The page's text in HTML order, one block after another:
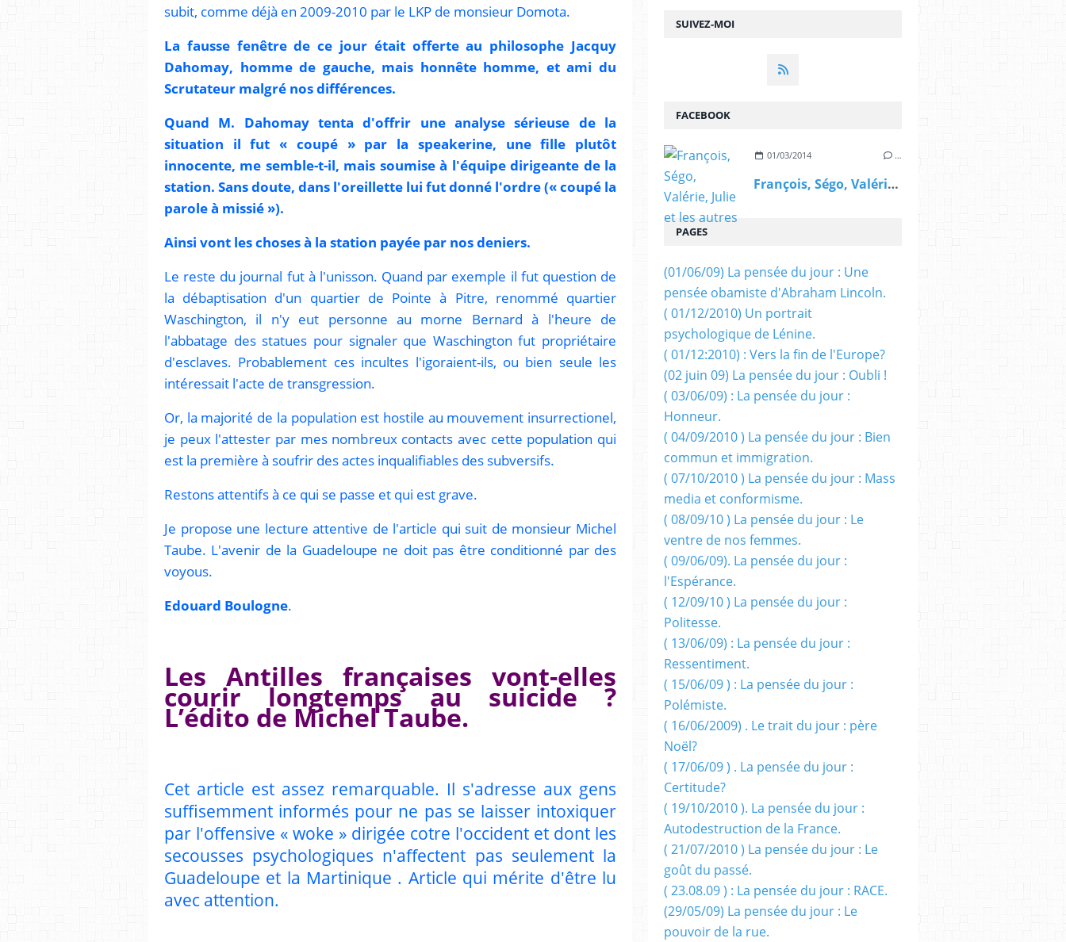
subit, comme déjà en 2009-2010 par le LKP de monsieur Domota.
La fausse fenêtre de ce jour était offerte au philosophe Jacquy
Dahomay, homme de gauche, mais honnête homme, et ami du
Scrutateur malgré nos différences.
Quand M. Dahomay tenta d'offrir une analyse sérieuse de la
situation il fut « coupé » par la speakerine, une fille plutôt
innocente, me semble-t-il, mais soumise à l'équipe dirigeante de la
station. Sans doute, dans l'oreillette lui fut donné l'ordre (« coupé la
parole à missié »).
Ainsi vont les choses à la station payée par nos deniers.
Le reste du journal fut à l'unisson. Quand par exemple il fut question de
la débaptisation d'un quartier de Pointe à Pitre, renommé quartier
Waschington, il n'y eut personne au morne Bernard à l'heure de
l'abbatage des statues pour signaler que Waschington fut propriétaire
d'esclaves. Probablement ces incultes l'igoraient-ils, ou bien seule les
intéressait l'acte de transgression.
Or, la majorité de la population est hostile au mouvement insurrectionel,
je peux l'attester par mes nombreux contacts avec cette population qui
est la première à soufrir des actes inqualifiables des subversifs.
Restons attentifs à ce qui se passe et qui est grave.
Je propose une lecture attentive de l'article qui suit de monsieur Michel
Taube. L'avenir de la Guadeloupe ne doit pas être conditionné par des
voyous.
Edouard Boulogne.
Les Antilles françaises vont-elles
courir longtemps au suicide ?
L’édito de Michel Taube.
Cet article est assez remarquable. Il s'adresse aux gens
suffisemment informés pour ne pas se laisser intoxiquer
par l'offensive « woke » dirigée cotre l'occident et dont les
secousses psychologiques n'affectent pas seulement la
Guadeloupe et la Martinique . Article qui mérite d'être lu
avec attention.
SUIVEZ-MOI
FACEBOOK
01/03/2014 …
François, Ségo, Valérie, Julie et les autres
PAGES
(01/06/09) La pensée du jour : Une
pensée obamiste d'Abraham Lincoln.
( 01/12/2010) Un portrait
psychologique de Lénine.
( 01/12:2010) : Vers la fin de l'Europe?
(02 juin 09) La pensée du jour : Oubli !
( 03/06/09) : La pensée du jour :
Honneur.
( 04/09/2010 ) La pensée du jour : Bien
commun et immigration.
( 07/10/2010 ) La pensée du jour : Mass
media et conformisme.
( 08/09/10 ) La pensée du jour : Le
ventre de nos femmes.
( 09/06/09). La pensée du jour :
l'Espérance.
( 12/09/10 ) La pensée du jour :
Politesse.
( 13/06/09) : La pensée du jour :
Ressentiment.
( 15/06/09 ) : La pensée du jour :
Polémiste.
( 16/06/2009) . Le trait du jour : père
Noël?
( 17/06/09 ) . La pensée du jour :
Certitude?
( 19/10/2010 ). La pensée du jour :
Autodestruction de la France.
( 21/07/2010 ) La pensée du jour : Le
goût du passé.
( 23.08.09 ) : La pensée du jour : RACE.
(29/05/09) La pensée du jour : Le
pouvoir de la rue.